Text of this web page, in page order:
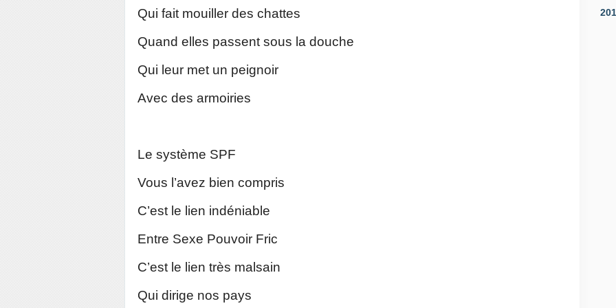
Qui fait mouiller des chattes
Quand elles passent sous la douche
Qui leur met un peignoir
Avec des armoiries
Le système SPF
Vous l’avez bien compris
C’est le lien indéniable
Entre Sexe Pouvoir Fric
C’est le lien très malsain
Qui dirige nos pays